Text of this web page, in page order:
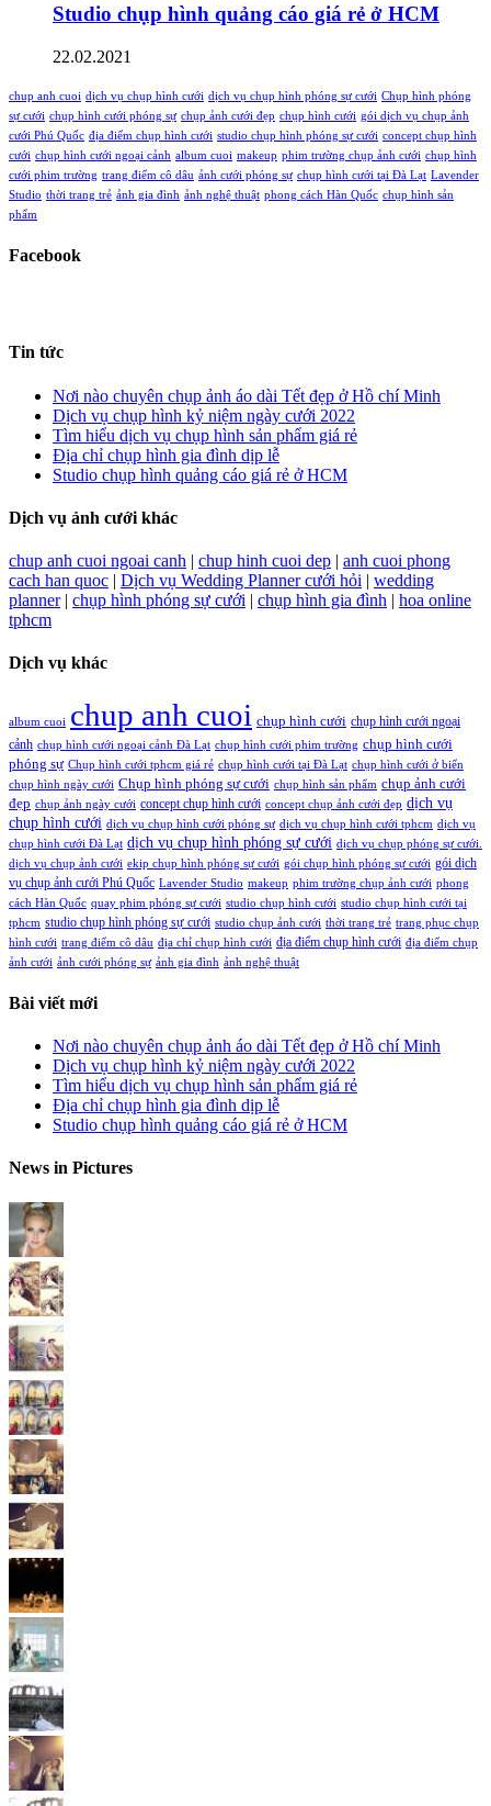
Studio chụp hình quảng cáo giá rẻ ở HCM
22.02.2021
chup anh cuoi dịch vụ chụp hình cưới dịch vụ chụp hình phóng sự cưới Chụp hình phóng
sự cưới chụp hình cưới phóng sự chụp ảnh cưới đẹp chụp hình cưới gói dịch vụ chụp ảnh
cưới Phú Quốc địa điểm chụp hình cưới studio chụp hình phóng sự cưới concept chụp hình
cưới chụp hình cưới ngoại cảnh album cuoi makeup phim trường chụp ảnh cưới chụp hình
cưới phim trường trang điểm cô dâu ảnh cưới phóng sự chụp hình cưới tại Đà Lạt Lavender
Studio thời trang trẻ ảnh gia đình ảnh nghệ thuật phong cách Hàn Quốc chụp hình sản
phẩm
Facebook
Tin tức
Nơi nào chuyên chụp ảnh áo dài Tết đẹp ở Hồ chí Minh
Dịch vụ chụp hình kỷ niệm ngày cưới 2022
Tìm hiểu dịch vụ chụp hình sản phẩm giá rẻ
Địa chỉ chụp hình gia đình dịp lễ
Studio chụp hình quảng cáo giá rẻ ở HCM
Dịch vụ ảnh cưới khác
chup anh cuoi ngoai canh | chup hinh cuoi dep | anh cuoi phong
cach han quoc | Dịch vụ Wedding Planner cưới hỏi | wedding
planner| chụp hình phóng sự cưới | chụp hình gia đình | hoa online
tphcm
Dịch vụ khác
album cuoi chup anh cuoi chụp hình cưới chụp hình cưới ngoại
cảnh chụp hình cưới ngoại cảnh Đà Lạt chụp hình cưới phim trường chụp hình cưới
phóng sự Chụp hình cưới tphcm giá rẻ chụp hình cưới tại Đà Lạt chụp hình cưới ở biển
chụp hình ngày cưới Chụp hình phóng sự cưới chụp hình sản phẩm chụp ảnh cưới
đẹp chụp ảnh ngày cưới concept chụp hình cưới concept chụp ảnh cưới đẹp dịch vụ
chụp hình cưới dịch vụ chụp hình cưới phóng sự dịch vụ chụp hình cưới tphcm dịch vụ
chụp hình cưới Đà Lạt dịch vụ chụp hình phóng sự cưới dịch vụ chụp phóng sự cưới.
dịch vụ chụp ảnh cưới ekip chụp hình phóng sự cưới gói chụp hình phóng sự cưới gói dịch
vụ chụp ảnh cưới Phú Quốc Lavender Studio makeup phim trường chụp ảnh cưới phong
cách Hàn Quốc quay phim phóng sự cưới studio chụp hình cưới studio chụp hình cưới tại
tphcm studio chụp hình phóng sự cưới studio chụp ảnh cưới thời trang trẻ trang phục chụp
hình cưới trang điểm cô dâu địa chỉ chụp hình cưới địa điểm chụp hình cưới địa điểm chụp
ảnh cưới ảnh cưới phóng sự ảnh gia đình ảnh nghệ thuật
Bài viết mới
Nơi nào chuyên chụp ảnh áo dài Tết đẹp ở Hồ chí Minh
Dịch vụ chụp hình kỷ niệm ngày cưới 2022
Tìm hiểu dịch vụ chụp hình sản phẩm giá rẻ
Địa chỉ chụp hình gia đình dịp lễ
Studio chụp hình quảng cáo giá rẻ ở HCM
News in Pictures